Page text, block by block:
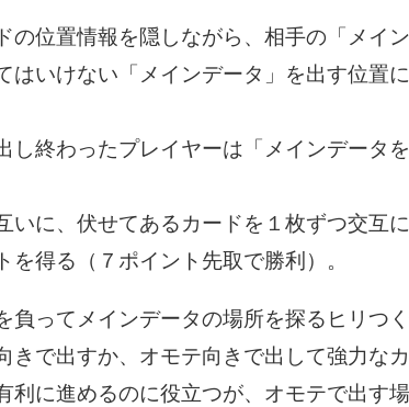
位置情報を隠しながら、相手の「メイ
はいけない「メインデータ」を出す位置
し終わったプレイヤーは「メインデータ
いに、伏せてあるカードを１枚ずつ交互
得る（７ポイント先取で勝利）。
ってメインデータの場所を探るヒリつ
きで出すか、オモテ向きで出して強力な
利に進めるのに役立つが、オモテで出す